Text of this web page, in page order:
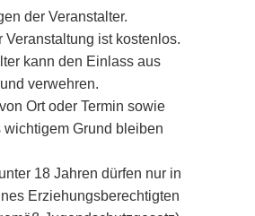
der Veranstalter.
Veranstaltung ist kostenlos.
kann den Einlass aus
verwehren.
Ort oder Termin sowie
wichtigem Grund bleiben
18 Jahren dürfen nur in
Erziehungsberechtigten